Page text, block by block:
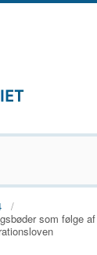
som følge